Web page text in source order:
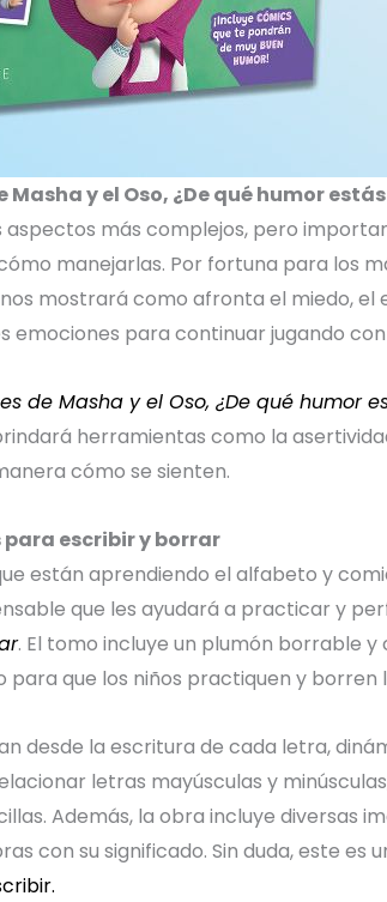
Masha y el Oso, ¿De qué humor
aspectos más complejos, pero
manejarlas. Por fortuna para los
mostrará como afronta el miedo, el
emociones para continuar jugando
de Masha y el Oso, ¿De qué humor
herramientas como la
cómo se sienten.
para escribir y borrar
están aprendiendo el alfabeto y
que les ayudará a practicar y
. El tomo incluye un plumón borrable
para que los niños practiquen y
desde la escritura de cada letra,
letras mayúsculas y
Además, la obra incluye diversas
con su significado. Sin duda, este es